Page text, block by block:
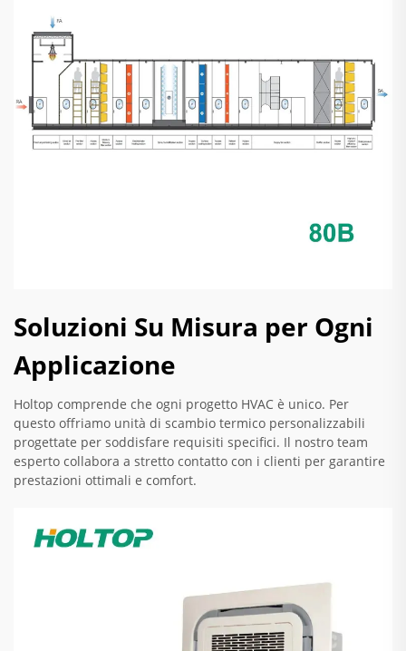
Soluzioni Su Misura per Ogni
Applicazione
Holtop comprende che ogni progetto HVAC è unico. Per
questo offriamo unità di scambio termico personalizzabili
progettate per soddisfare requisiti specifici. Il nostro team
esperto collabora a stretto contatto con i clienti per garantire
prestazioni ottimali e comfort.